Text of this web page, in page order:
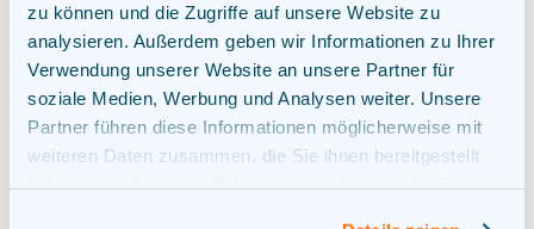
zu können und die Zugriffe auf unsere Website zu
analysieren. Außerdem geben wir Informationen zu Ihrer
Verwendung unserer Website an unsere Partner für
soziale Medien, Werbung und Analysen weiter. Unsere
Partner führen diese Informationen möglicherweise mit
weiteren Daten zusammen, die Sie ihnen bereitgestellt
Berlin
Besuchsadresse